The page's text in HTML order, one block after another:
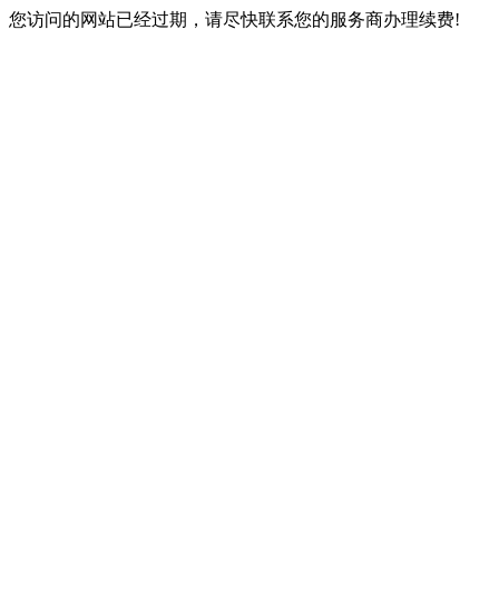
您访问的网站已经过期，请尽快联系您的服务商办理续费!